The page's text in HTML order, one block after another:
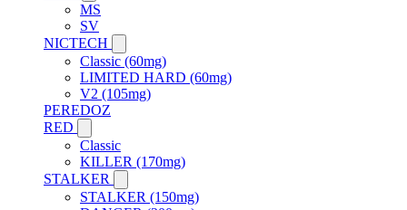
MS
SV
NICTECH
Classic (60mg)
LIMITED HARD (60mg)
V2 (105mg)
PEREDOZ
RED
Classic
KILLER (170mg)
STALKER
STALKER (150mg)